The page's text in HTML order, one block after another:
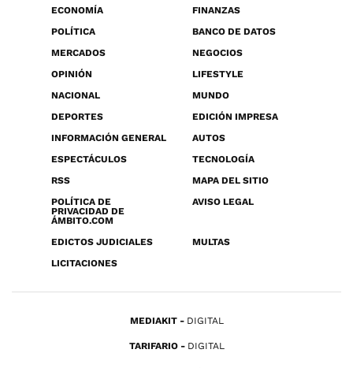
ECONOMÍA
FINANZAS
POLÍTICA
BANCO DE DATOS
MERCADOS
NEGOCIOS
OPINIÓN
LIFESTYLE
NACIONAL
MUNDO
DEPORTES
EDICIÓN IMPRESA
INFORMACIÓN GENERAL
AUTOS
ESPECTÁCULOS
TECNOLOGÍA
RSS
MAPA DEL SITIO
POLÍTICA DE
PRIVACIDAD DE
ÁMBITO.COM
AVISO LEGAL
EDICTOS JUDICIALES
MULTAS
LICITACIONES
MEDIAKIT DIGITAL
TARIFARIO DIGITAL